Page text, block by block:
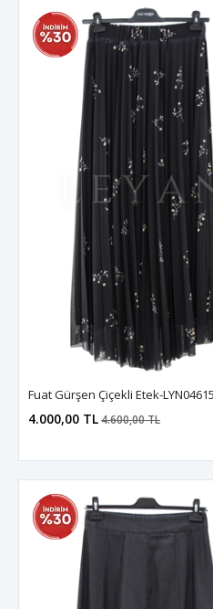
Fuat Gürşen Çiçekli Etek-
4.000,00 TL4.600,00 TL